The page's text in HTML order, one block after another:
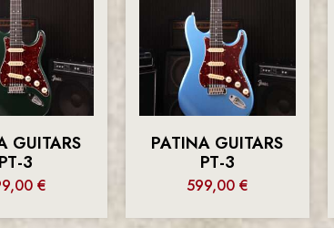
GUITARS
PT-3
€
PATINA GUITARS
PT-3
599,00 €